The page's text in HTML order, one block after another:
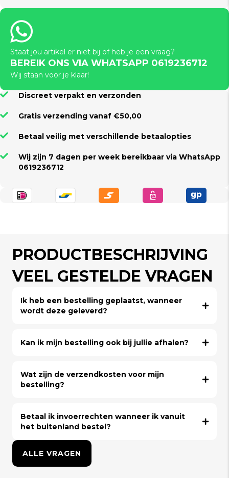
Staat jou artikel er niet bij of heb je een vraag?
BEREIK ONS VIA WHATSAPP 0619236712
Wij staan voor je klaar!
Discreet verpakt en verzonden
Gratis verzending vanaf €50,00
Betaal veilig met verschillende betaalopties
Wij zijn 7 dagen per week bereikbaar via WhatsApp
0619236712
PRODUCTBESCHRIJVING
VEEL GESTELDE VRAGEN
Ik heb een bestelling geplaatst, wanneer
wordt deze geleverd?
Kan ik mijn bestelling ook bij jullie afhalen?
Wat zijn de verzendkosten voor mijn
bestelling?
Betaal ik invoerrechten wanneer ik vanuit
het buitenland bestel?
ALLE VRAGEN